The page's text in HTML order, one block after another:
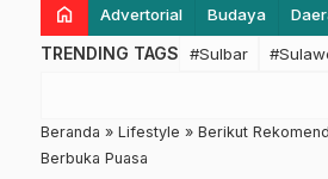
home Advertorial Budaya
TRENDING TAGS #Sulbar
Beranda » Lifestyle » Berikut
Berbuka Puasa